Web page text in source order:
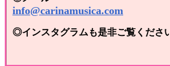
info@carinamusica.com
◎インスタグラムも是非ご覧くださ